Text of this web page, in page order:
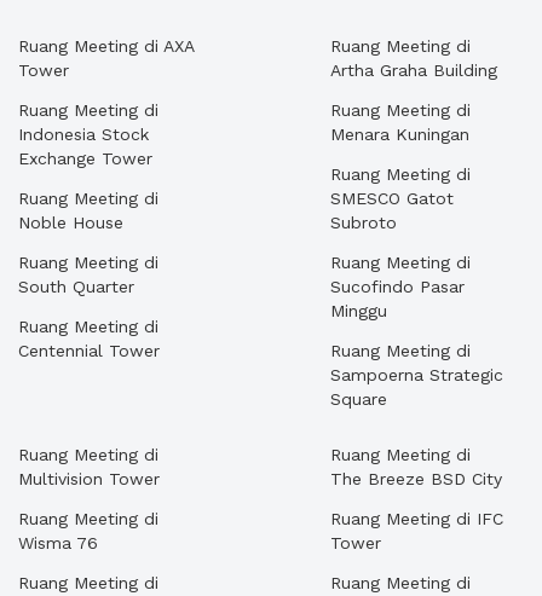
Ruang Meeting di AXA
Tower
Ruang Meeting di
Indonesia Stock
Exchange Tower
Ruang Meeting di
Noble House
Ruang Meeting di
South Quarter
Ruang Meeting di
Centennial Tower
Ruang Meeting di
Artha Graha Building
Ruang Meeting di
Menara Kuningan
Ruang Meeting di
SMESCO Gatot
Subroto
Ruang Meeting di
Sucofindo Pasar
Minggu
Ruang Meeting di
Sampoerna Strategic
Square
Ruang Meeting di
Multivision Tower
Ruang Meeting di
Wisma 76
Ruang Meeting di
Ruang Meeting di
The Breeze BSD City
Ruang Meeting di IFC
Tower
Ruang Meeting di